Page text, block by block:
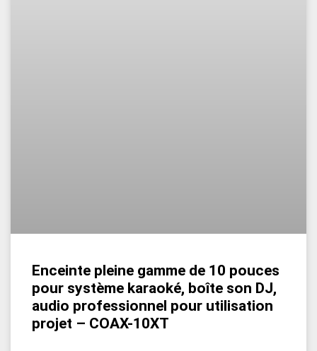
Enceinte pleine gamme de 10 pouces
pour système karaoké, boîte son DJ,
audio professionnel pour utilisation
projet – COAX-10XT